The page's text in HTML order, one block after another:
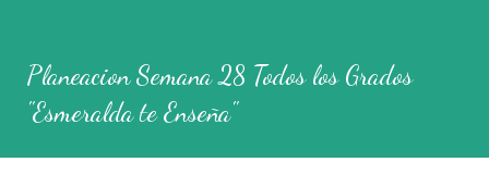
Planeacion Semana 28 Todos los Grados
"Esmeralda te Enseña"